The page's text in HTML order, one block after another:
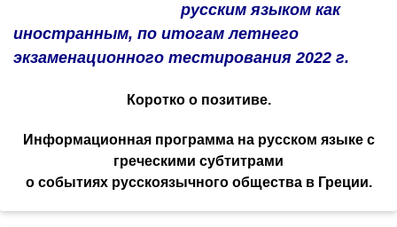
русским языком как
иностранным, по итогам летнего
экзаменационного тестирования 2022 г.
Коротко о позитиве.
Информационная программа на русском языке с
греческими субтитрами
о событиях русскоязычного общества в Греции.